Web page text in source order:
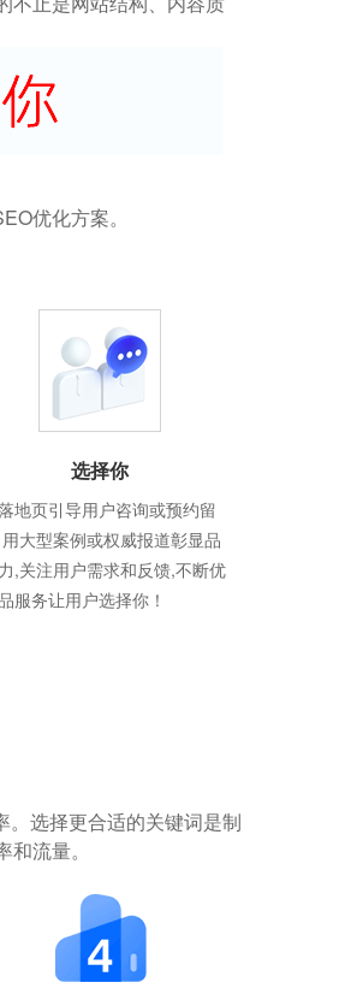
优化方案。
选择你
地页引导用户咨询或预约留
大型案例或权威报道彰显品
,关注用户需求和反馈,不断优
服务让用户选择你！
。选择更合适的关键词是制
流量。